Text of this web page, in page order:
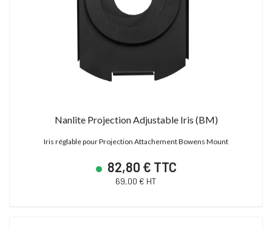
Nanlite Projection Adjustable Iris (BM)
Iris réglable pour Projection Attachement Bowens Mount
82,80 € TTC
69,00 € HT